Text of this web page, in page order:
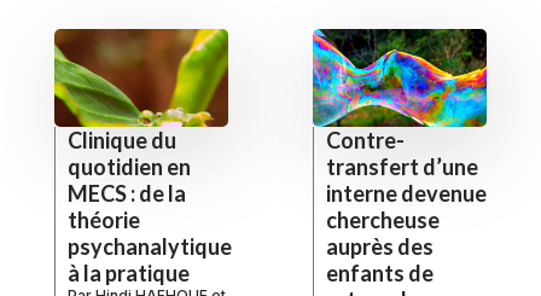
Clinique du
quotidien en
MECS : de la
théorie
psychanalytique
à la pratique
Contre-
transfert d’une
interne devenue
chercheuse
auprès des
enfants de